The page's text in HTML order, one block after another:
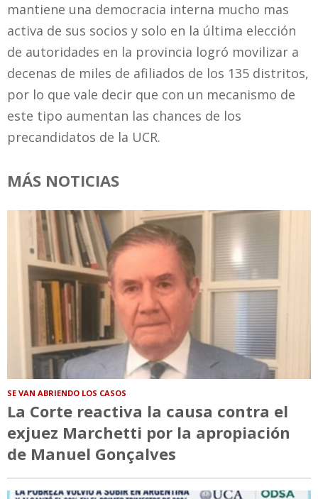
mantiene una democracia interna mucho mas
activa de sus socios y solo en la última elección
de autoridades en la provincia logró movilizar a
decenas de miles de afiliados de los 135 distritos,
por lo que vale decir que con un mecanismo de
este tipo aumentan las chances de los
precandidatos de la UCR.
MÁS NOTICIAS
SE VAN ABRIENDO LOS CASOS
La Corte reactiva la causa contra el
exjuez Marchetti por la apropiación
de Manuel Gonçalves